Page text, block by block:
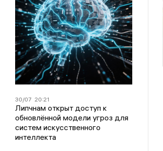
30/07 20:21
Липчнам открыт доступ к
обновлённой модели угроз для
систем искусственного
интеллекта